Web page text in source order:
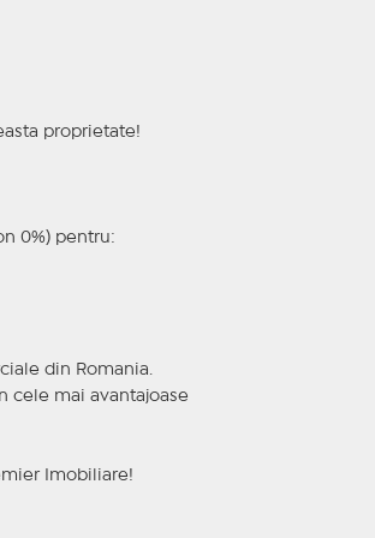
proprietate!
0%) pentru:
din Romania.
cele mai avantajoase
Imobiliare!